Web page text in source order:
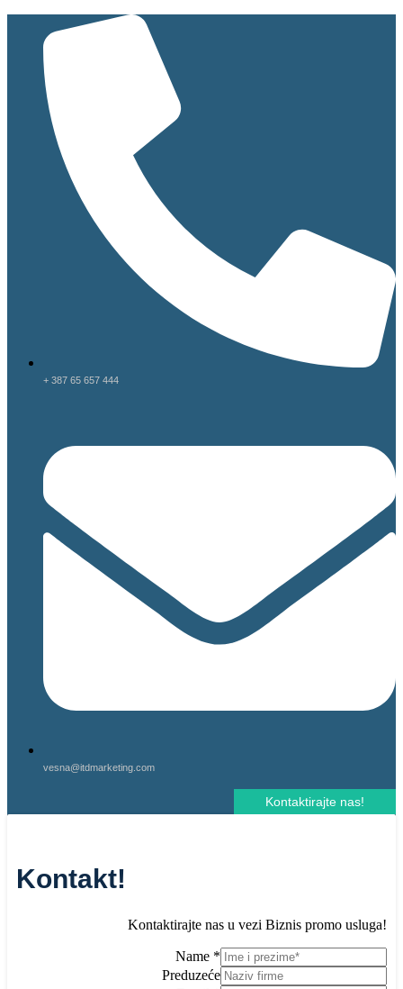
+ 387 65 657 444
vesna@itdmarketing.com
Kontaktirajte nas!
Kontakt!
Kontaktirajte nas u vezi Biznis promo usluga!
Name *
Preduzeće